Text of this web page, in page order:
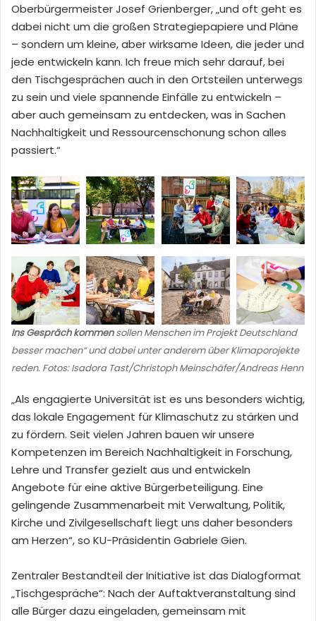
Oberbürgermeister Josef Grienberger, „und oft geht es
dabei nicht um die großen Strategiepapiere und Pläne
– sondern um kleine, aber wirksame Ideen, die jeder und
jede entwickeln kann. Ich freue mich sehr darauf, bei
den Tischgesprächen auch in den Ortsteilen unterwegs
zu sein und viele spannende Einfälle zu entwickeln –
aber auch gemeinsam zu entdecken, was in Sachen
Nachhaltigkeit und Ressourcenschonung schon alles
passiert.“
Ins Gespräch kommensollen Menschen im Projekt Deutschland
besser machen“ und dabei unter anderem über Klimaporojekte
reden. Fotos: Isadora Tast/Christoph Meinschäfer/Andreas Henn
„Als engagierte Universität ist es uns besonders wichtig,
das lokale Engagement für Klimaschutz zu stärken und
zu fördern. Seit vielen Jahren bauen wir unsere
Kompetenzen im Bereich Nachhaltigkeit in Forschung,
Lehre und Transfer gezielt aus und entwickeln
Angebote für eine aktive Bürgerbeteiligung. Eine
gelingende Zusammenarbeit mit Verwaltung, Politik,
Kirche und Zivilgesellschaft liegt uns daher besonders
am Herzen“, so KU-Präsidentin Gabriele Gien.
Zentraler Bestandteil der Initiative ist das Dialogformat
„Tischgespräche“: Nach der Auftaktveranstaltung sind
alle Bürger dazu eingeladen, gemeinsam mit